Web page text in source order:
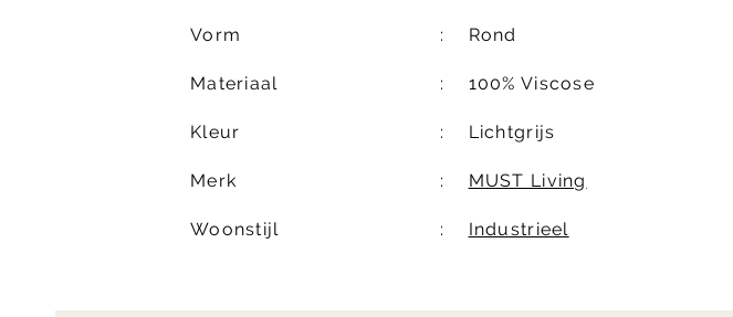
Vorm Rond
Materiaal 100% Viscose
Kleur Lichtgrijs
Merk MUST Living
Woonstijl Industrieel